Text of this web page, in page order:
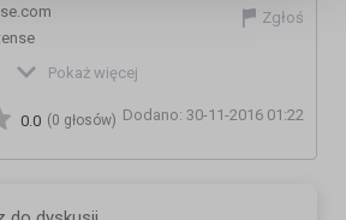
Zgłoś
store/apps/details?
all-fm.com/Ukraine/Radio-
Pokaż więcej
Dodano: 30-11-2016 01:22
(0 głosów)
0.0